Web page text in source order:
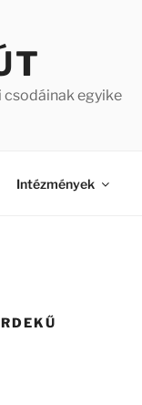
egyike
Intézmények